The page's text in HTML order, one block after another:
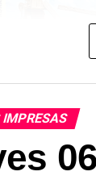
IMPRESAS